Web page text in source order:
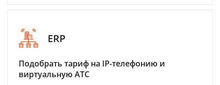
ERP
Подобрать тариф на IP-телефонию и
виртуальную АТС